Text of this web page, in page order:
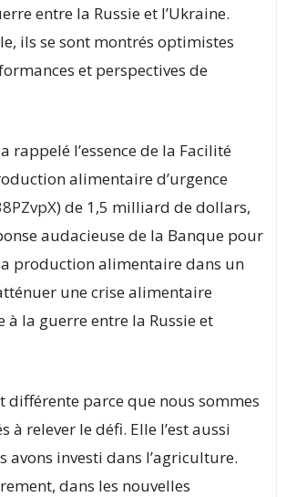
entre la Russie et l’Ukraine.
ils se sont montrés optimistes
et perspectives de
rappelé l’essence de la Facilité
alimentaire d’urgence
) de 1,5 milliard de dollars,
audacieuse de la Banque pour
production alimentaire dans un
une crise alimentaire
à la guerre entre la Russie et
différente parce que nous sommes
à relever le défi. Elle l’est aussi
avons investi dans l’agriculture.
dans les nouvelles